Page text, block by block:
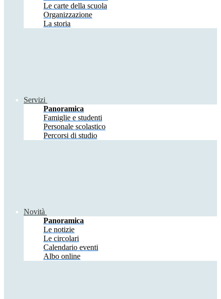
Le carte della scuola
Organizzazione
La storia
Servizi
Panoramica
Famiglie e studenti
Personale scolastico
Percorsi di studio
Novità
Panoramica
Le notizie
Le circolari
Calendario eventi
Albo online